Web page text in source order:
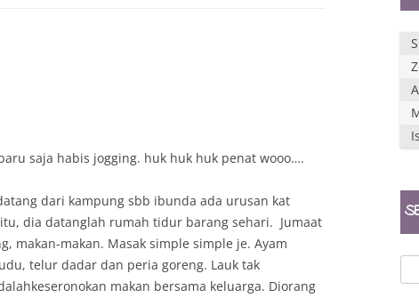
saja habis jogging. huk huk huk penat wooo….
dari kampung sbb ibunda ada urusan kat
dia datanglah rumah tidur barang sehari. Jumaat
makan-makan. Masak simple simple je. Ayam
telur dadar dan peria goreng. Lauk tak
makan bersama keluarga. Diorang
for: